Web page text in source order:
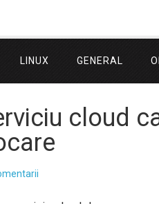
LINUX GENERAL
cloud